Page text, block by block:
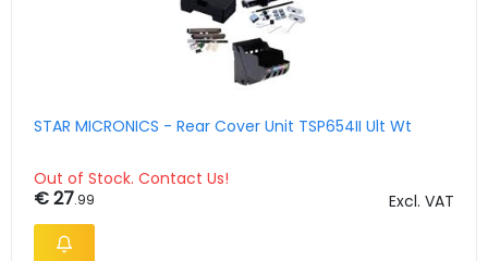
STAR MICRONICS - Rear Cover Unit TSP654II Ult Wt
Out of Stock. Contact Us!
€ 27.99 Excl. VAT